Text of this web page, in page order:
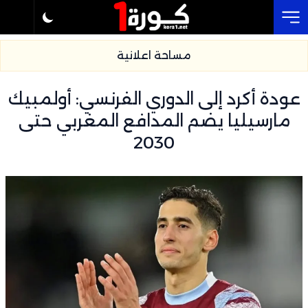
مساحة اعلانية
عودة أكرد إلى الدوري الفرنسي: أولمبيك
مارسيليا يضم المدافع المغربي حتى
2030